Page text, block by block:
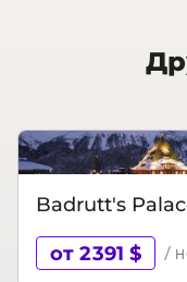
Badrutt's
от 2391 $ /